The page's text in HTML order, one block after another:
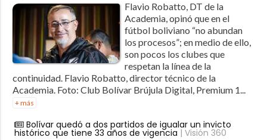
Flavio Robatto, DT de la
Academia, opinó que en el
fútbol boliviano “no abundan
los procesos”; en medio de ello,
son pocos los clubes que
respetan la línea de la
continuidad. Flavio Robatto, director técnico de la
Academia. Foto: Club Bolívar Brújula Digital, Premium 1...
+ más
Bolívar quedó a dos partidos de igualar un invicto
histórico que tiene 33 años de vigencia | Visión 360